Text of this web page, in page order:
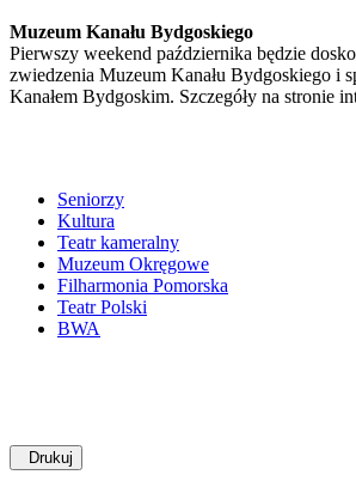
Muzeum Kanału Bydgoskiego
Pierwszy weekend października będzie
zwiedzenia Muzeum Kanału Bydgoskiego i
Kanałem Bydgoskim. Szczegóły na stronie
Seniorzy
Kultura
Teatr kameralny
Muzeum Okręgowe
Filharmonia Pomorska
Teatr Polski
BWA
Drukuj